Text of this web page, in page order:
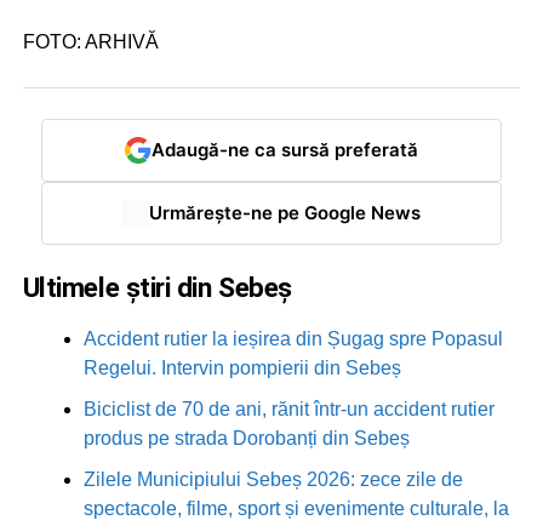
FOTO: ARHIVĂ
Adaugă-ne ca sursă preferată
Urmărește-ne pe Google News
Ultimele știri din Sebeș
Accident rutier la ieșirea din Șugag spre Popasul
Regelui. Intervin pompierii din Sebeș
Biciclist de 70 de ani, rănit într-un accident rutier
produs pe strada Dorobanți din Sebeș
Zilele Municipiului Sebeș 2026: zece zile de
spectacole, filme, sport și evenimente culturale, la